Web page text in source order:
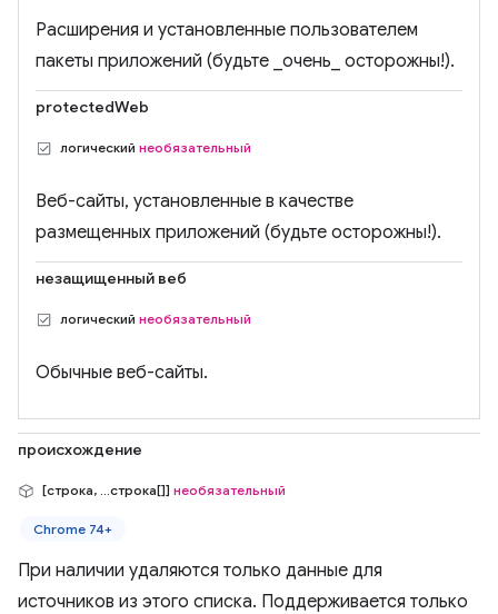
Расширения и установленные пользователем
пакеты приложений (будьте _очень_ осторожны!).
protectedWeb
логический необязательный
Веб-сайты, установленные в качестве
размещенных приложений (будьте осторожны!).
незащищенный веб
логический необязательный
Обычные веб-сайты.
происхождение
[строка, ...строка[]] необязательный
Chrome 74+
При наличии удаляются только данные для
источников из этого списка. Поддерживается только